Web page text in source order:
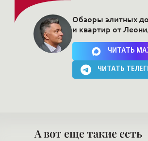
Нажимая на кнопку, Вы соглашаетесь c
Обзоры элитных
и квартир от
ЧИТАТЬ
ЧИТАТЬ
А вот еще такие есть